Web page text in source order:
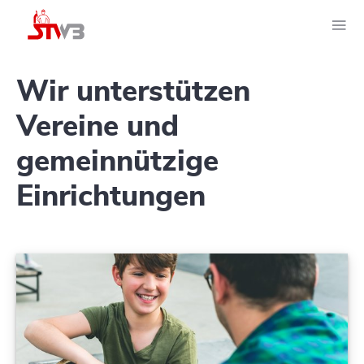
Wir unterstützen
Vereine und
gemeinnützige
Einrichtungen